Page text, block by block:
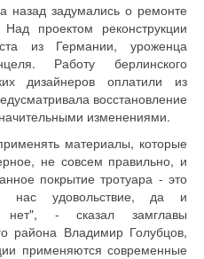
назад задумались о ремонте
проектом реконструкции
из Германии, уроженца
Работу берлинского
дизайнеров оплатили из
восстановление
изменениями.
материалы, которые
не совсем правильно, и
покрытие тротуара - это
нас удовольствие, да и
нет", - сказал замглавы
района Владимир Голубцов,
применяются современные